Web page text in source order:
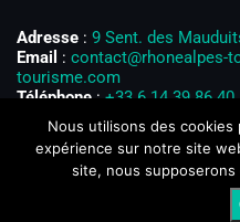
Adresse : 9 Sent. des
Email : contact@rhonealpes-
tourisme.com
Téléphone : +33 6 14 39 86 40
Horaires d’ouverture
: Du
Nous utilisons des cookies
expérience sur notre site
site, nous